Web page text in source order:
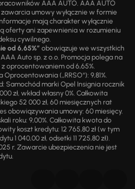
AAA AUTO. AAA AUTO
umowy wyłącznie w formie
mają charakter wyłącznie
oferty ani zapewnienia w rozumieniu
cywilnego.
od 6,65%” obowiązuje we wszystkich
Auto sp. z o.o. Promocja polega na
oprocentowaniem od 6,65%.
(„RRSO“): 9,81%.
Samochód marki Opel Insignia rocznik
zł, wkład własny 0%. Całkowita
52 000 zł, 60 miesięcznych rat
obowiązywania umowy: 60 miesięcy.
roku: 9,00%. Całkowita kwota do
koszt kredytu: 12 765,80 zł (w tym
1 040,00 zł, odsetki 11 725,80 zł).
r. Zawarcie ubezpieczenia nie jest